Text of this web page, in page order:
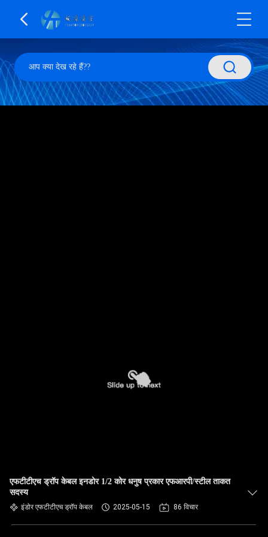
एफटीटीएच ड्रॉप केबल इनडोर 1/2 कोर धनुष प्रकार एफआरपी/स्टील ताकत
सदस्य
इंडोर एफटीटीएच ड्रॉप केबल 2025-05-15 86 विचार